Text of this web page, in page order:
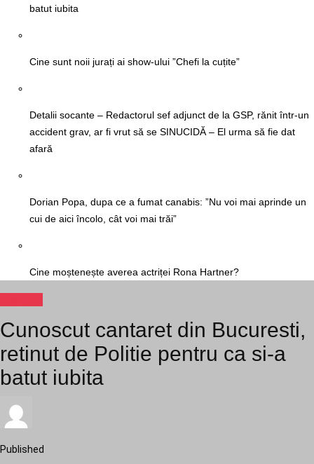
batut iubita
Cine sunt noii jurați ai show-ului ”Chefi la cuțite”
Detalii socante – Redactorul sef adjunct de la GSP, rănit într-un
accident grav, ar fi vrut să se SINUCIDĂ – El urma să fie dat
afară
Dorian Popa, dupa ce a fumat canabis: ”Nu voi mai aprinde un
cui de aici încolo, cât voi mai trăi”
Cine moștenește averea actriței Rona Hartner?
Cunoscut cantaret din Bucuresti,
retinut de Politie pentru ca si-a
batut iubita
Published